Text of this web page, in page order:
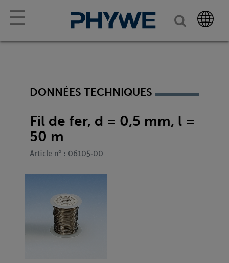
☰
DONNÉES TECHNIQUES
Fil de fer, d = 0,5 mm, l =
50 m
Article n° : 06105-00